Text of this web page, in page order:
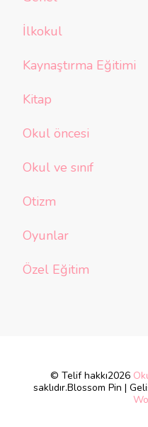
İlkokul
Kaynaştırma Eğitimi
Kitap
Okul öncesi
Okul ve sınıf
Otizm
Oyunlar
Özel Eğitim
© Telif hakkı2026
saklıdır.Blossom Pin |